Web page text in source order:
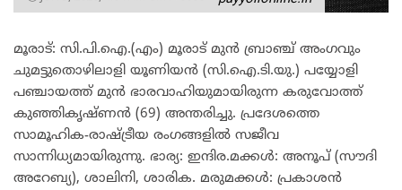
മൂരാട്: സി.പി.ഐ.(എം) മൂരാട് മുൻ ബ്രാഞ്ച് അംഗവും
ചുമട്ടുതൊഴിലാളി യൂണിയൻ (സി.ഐ.ടി.യു.) പയ്യോളി
പഞ്ചായത്ത് മുൻ ഭാരവാഹിയുമായിരുന്ന കരുവോത്ത്
കുഞ്ഞികൃഷ്ണൻ (69) അന്തരിച്ചു. പ്രദേശത്തെ
സാമൂഹിക-രാഷ്ട്രീയ രംഗങ്ങളിൽ സജീവ
സാന്നിധ്യമായിരുന്നു. ഭാര്യ: ഇന്ദിര.മക്കൾ: അനൂപ് (സൗദി
അറേബ്യ), ശാലിനി, ശാരിക. മരുമക്കൾ: പ്രകാശൻ